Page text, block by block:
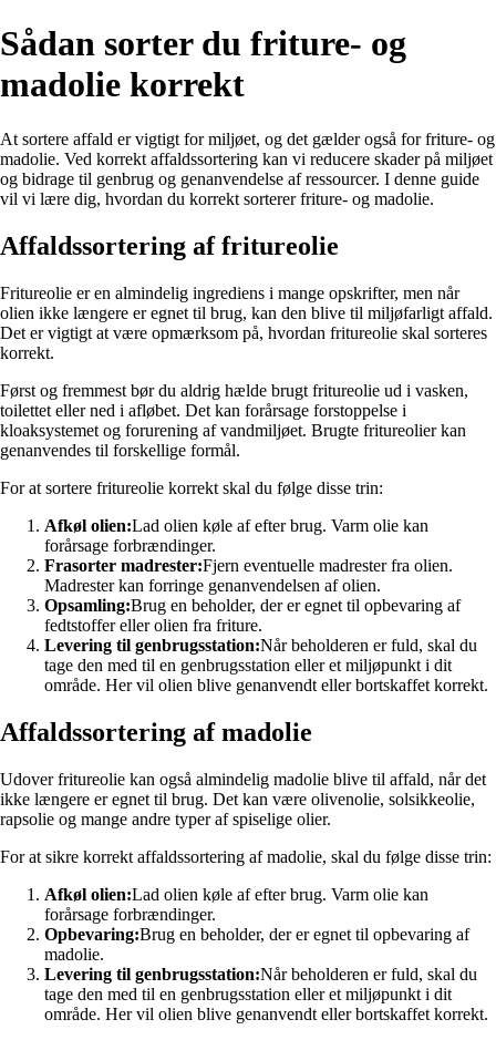
Sådan sorter du friture- og
madolie korrekt
At sortere affald er vigtigt for miljøet, og det gælder også for friture- og
madolie. Ved korrekt affaldssortering kan vi reducere skader på miljøet
og bidrage til genbrug og genanvendelse af ressourcer. I denne guide
vil vi lære dig, hvordan du korrekt sorterer friture- og madolie.
Affaldssortering af fritureolie
Fritureolie er en almindelig ingrediens i mange opskrifter, men når
olien ikke længere er egnet til brug, kan den blive til miljøfarligt affald.
Det er vigtigt at være opmærksom på, hvordan fritureolie skal sorteres
korrekt.
Først og fremmest bør du aldrig hælde brugt fritureolie ud i vasken,
toilettet eller ned i afløbet. Det kan forårsage forstoppelse i
kloaksystemet og forurening af vandmiljøet. Brugte fritureolier kan
genanvendes til forskellige formål.
For at sortere fritureolie korrekt skal du følge disse trin:
Afkøl olien:Lad olien køle af efter brug. Varm olie kan
forårsage forbrændinger.
Frasorter madrester:Fjern eventuelle madrester fra olien.
Madrester kan forringe genanvendelsen af olien.
Opsamling:Brug en beholder, der er egnet til opbevaring af
fedtstoffer eller olien fra friture.
Levering til genbrugsstation:Når beholderen er fuld, skal du
tage den med til en genbrugsstation eller et miljøpunkt i dit
område. Her vil olien blive genanvendt eller bortskaffet korrekt.
Affaldssortering af madolie
Udover fritureolie kan også almindelig madolie blive til affald, når det
ikke længere er egnet til brug. Det kan være olivenolie, solsikkeolie,
rapsolie og mange andre typer af spiselige olier.
For at sikre korrekt affaldssortering af madolie, skal du følge disse trin:
Afkøl olien:Lad olien køle af efter brug. Varm olie kan
forårsage forbrændinger.
Opbevaring:Brug en beholder, der er egnet til opbevaring af
madolie.
Levering til genbrugsstation:Når beholderen er fuld, skal du
tage den med til en genbrugsstation eller et miljøpunkt i dit
område. Her vil olien blive genanvendt eller bortskaffet korrekt.